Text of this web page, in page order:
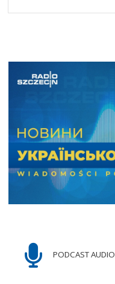
PODCAST AUDIO